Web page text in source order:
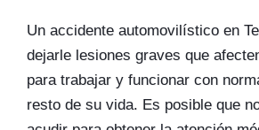
Un accidente automovilístico en
dejarle lesiones graves que
para trabajar y funcionar con
resto de su vida. Es posible que